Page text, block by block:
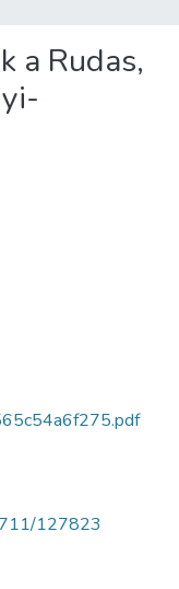
a Rudas,
127823